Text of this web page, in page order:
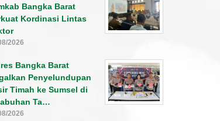
Bangka Barat
Kordinasi Lintas
2026
Bangka Barat
Penyelundupan
Timah ke Sumsel di
Ta…
2026